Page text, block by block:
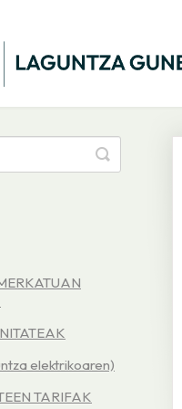
Toggle
Search
elektrikoaren)
TARIFAK